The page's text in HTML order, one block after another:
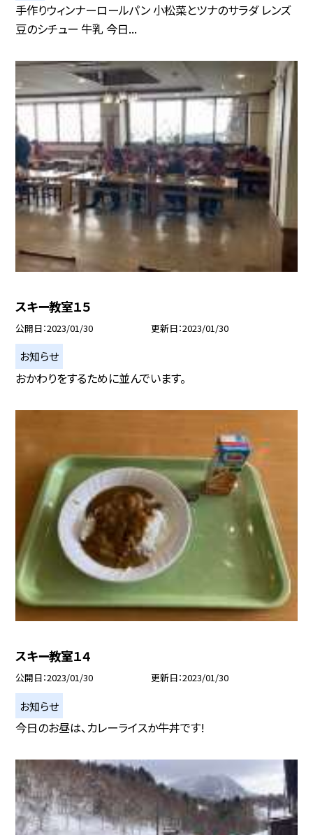
手作りウィンナーロールパン 小松菜とツナのサラダ レンズ
豆のシチュー 牛乳 今日...
スキー教室１５
公開日 2023/01/30 更新日 2023/01/30
お知らせ
おかわりをするために並んでいます。
スキー教室１４
公開日 2023/01/30 更新日 2023/01/30
お知らせ
今日のお昼は、カレーライスか牛丼です!